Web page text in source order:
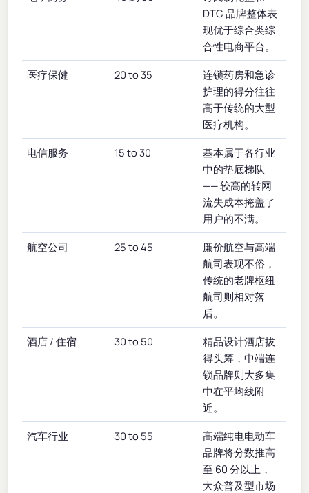
DTC 品牌整体表
现优于综合类综
合性电商平台。
医疗保健 20 to 35
连锁药房和急诊
护理的得分往往
高于传统的大型
医疗机构。
电信服务 15 to 30
基本属于各行业
中的垫底梯队
—— 较高的转网
流失成本掩盖了
用户的不满。
航空公司 25 to 45
廉价航空与高端
航司表现不俗，
传统的老牌枢纽
航司则相对落
后。
酒店 / 住宿 30 to 50
精品设计酒店拔
得头筹，中端连
锁品牌则大多集
中在平均线附
近。
汽车行业 30 to 55
高端纯电电动车
品牌将分数推高
至 60 分以上，
大众普及型市场